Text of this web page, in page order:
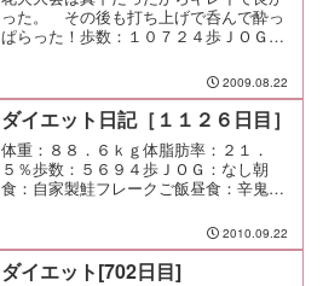
った。 その後も打ち上げで呑んで酔っ
ぱらった！歩数：１０７２４歩ＪＯＧ：
2009.08.22
ダイエット日記［１１２６日目］
体重：８８．６ｋｇ体脂肪率：２１．
５％歩数：５６９４歩ＪＯＧ：なし朝
食：自家製鮭フレークご飯昼食：辛鬼
串蔵間食：メモ：久しぶりに仲の良い先
輩と呑んだ。 いやぁこの人は好きだ
な、やっぱ。
2010.09.22
ダイエット[702日目]